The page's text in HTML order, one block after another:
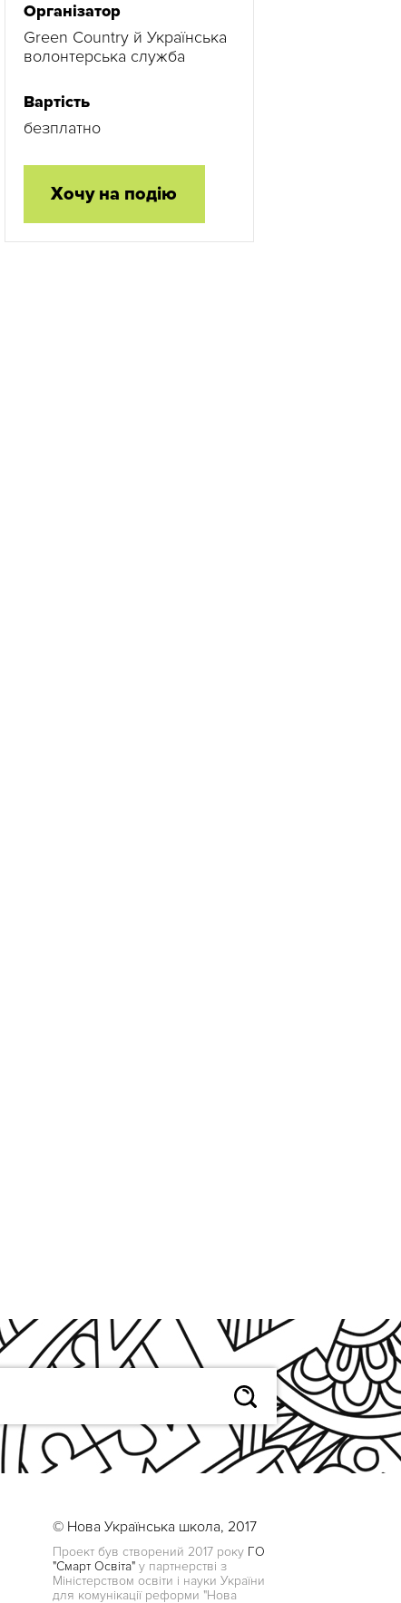
Організатор
Green Country й Українська
волонтерська служба
Вартість
безплатно
Хочу на подію
© Нова Українська школа, 2017
Проект був створений 2017 року ГО
"Смарт Освіта" у партнерстві з
Міністерством освіти і науки України
для комунікації реформи "Нова